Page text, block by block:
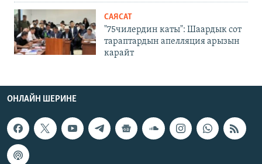
САЯСАТ
"75чилердин каты": Шаардык сот
тараптардын апелляция арызын
карайт
ОНЛАЙН ШЕРИНЕ